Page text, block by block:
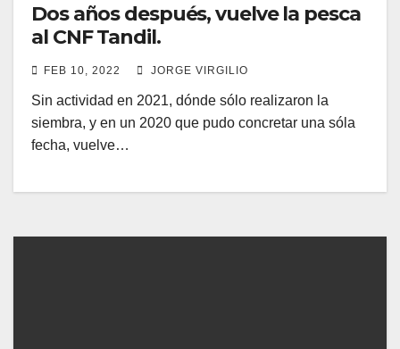
Dos años después, vuelve la pesca
al CNF Tandil.
FEB 10, 2022 JORGE VIRGILIO
Sin actividad en 2021, dónde sólo realizaron la
siembra, y en un 2020 que pudo concretar una sóla
fecha, vuelve…